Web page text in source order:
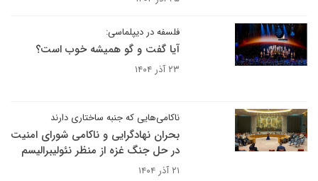
فلسفه در دیپلماسی:
آیا گفت و گو همیشه خوب است؟
۲۳ آذر ۱۴۰۴
ناکامی‌هایی که جنبه ساختاری دارند
بحران نهادگرایی و ناکامی شورای امنیت
در حل جنگ غزه از منظر نئولیبرالیسم
۲۱ آذر ۱۴۰۴